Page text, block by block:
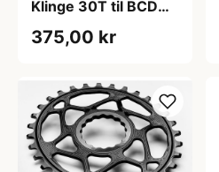
Klinge 30T til BCD
375,00 kr